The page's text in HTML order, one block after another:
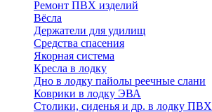
Ремонт ПВХ изделий
Вёсла
Держатели для удилищ
Средства спасения
Якорная система
Кресла в лодку
Дно в лодку пайолы реечные слани
Коврики в лодку ЭВА
Столики, сиденья и др. в лодку ПВХ